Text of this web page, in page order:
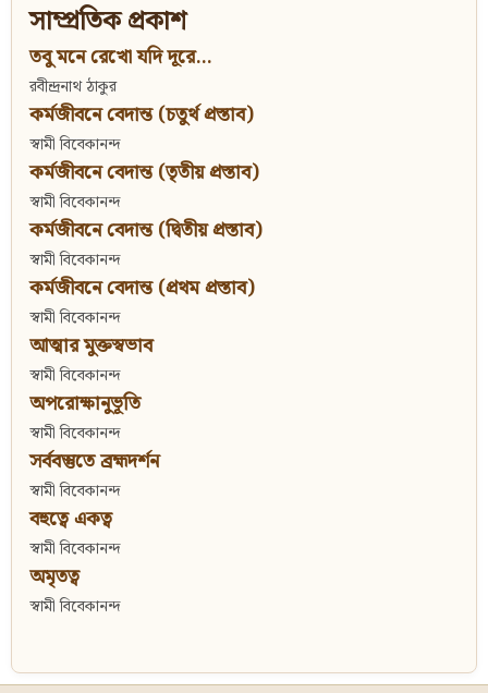
সাম্প্রতিক প্রকাশ
তবু মনে রেখো যদি দূরে...
রবীন্দ্রনাথ ঠাকুর
কর্মজীবনে বেদান্ত (চতুর্থ প্রস্তাব)
স্বামী বিবেকানন্দ
কর্মজীবনে বেদান্ত (তৃতীয় প্রস্তাব)
স্বামী বিবেকানন্দ
কর্মজীবনে বেদান্ত (দ্বিতীয় প্রস্তাব)
স্বামী বিবেকানন্দ
কর্মজীবনে বেদান্ত (প্রথম প্রস্তাব)
স্বামী বিবেকানন্দ
আত্মার মুক্তস্বভাব
স্বামী বিবেকানন্দ
অপরোক্ষানুভূতি
স্বামী বিবেকানন্দ
সর্ববস্তুতে ব্রহ্মদর্শন
স্বামী বিবেকানন্দ
বহুত্বে একত্ব
স্বামী বিবেকানন্দ
অমৃতত্ব
স্বামী বিবেকানন্দ